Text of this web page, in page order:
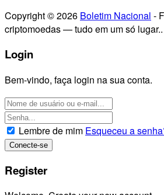
Copyright © 2026 Boletim Nacional -
criptomoedas — tudo em um só lugar..
Login
Bem-vindo, faça login na sua conta.
Lembre de mim Esqueceu a
Register